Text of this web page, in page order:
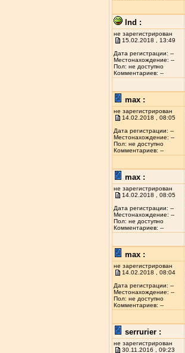
lnd :
не зарегистрирован
15.02.2018 , 13:49
Дата регистрации: --
Местонахождение: --
Пол: не доступно
Комментариев: --
max :
не зарегистрирован
14.02.2018 , 08:05
Дата регистрации: --
Местонахождение: --
Пол: не доступно
Комментариев: --
max :
не зарегистрирован
14.02.2018 , 08:05
Дата регистрации: --
Местонахождение: --
Пол: не доступно
Комментариев: --
max :
не зарегистрирован
14.02.2018 , 08:04
Дата регистрации: --
Местонахождение: --
Пол: не доступно
Комментариев: --
serrurier :
не зарегистрирован
30.11.2016 , 09:23